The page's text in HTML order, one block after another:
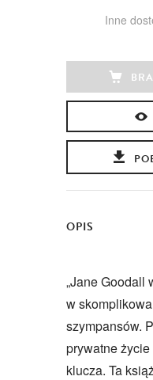
Inne
OPIS
„Jane Goodall
w
szympansów.
prywatne
klucza. Ta